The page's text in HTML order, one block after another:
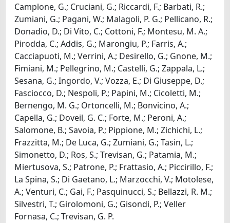
Camplone, G.; Cruciani, G.; Riccardi, F.; Barbati, R.;
Zumiani, G.; Pagani, W.; Malagoli, P. G.; Pellicano, R.;
Donadio, D.; Di Vito, C.; Cottoni, F.; Montesu, M. A.;
Pirodda, C.; Addis, G.; Marongiu, P.; Farris, A.;
Cacciapuoti, M.; Verrini, A.; Desirello, G.; Gnone, M.;
Fimiani, M.; Pellegrino, M.; Castelli, G.; Zappala, L.;
Sesana, G.; Ingordo, V.; Vozza, E.; Di Giuseppe, D.;
Fasciocco, D.; Nespoli, P.; Papini, M.; Cicoletti, M.;
Bernengo, M. G.; Ortoncelli, M.; Bonvicino, A.;
Capella, G.; Doveil, G. C.; Forte, M.; Peroni, A.;
Salomone, B.; Savoia, P.; Pippione, M.; Zichichi, L.;
Frazzitta, M.; De Luca, G.; Zumiani, G.; Tasin, L.;
Simonetto, D.; Ros, S.; Trevisan, G.; Patamia, M.;
Miertusova, S.; Patrone, P.; Frattasio, A.; Piccirillo, F.;
La Spina, S.; Di Gaetano, L.; Marzocchi, V.; Motolese,
A.; Venturi, C.; Gai, F.; Pasquinucci, S.; Bellazzi, R. M.;
Silvestri, T.; Girolomoni, G.; Gisondi, P.; Veller
Fornasa, C.; Trevisan, G. P.